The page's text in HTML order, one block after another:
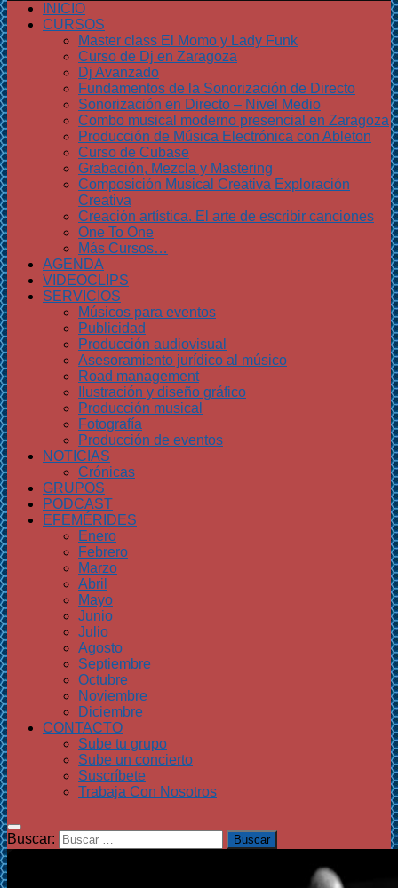
INICIO
CURSOS
Master class El Momo y Lady Funk
Curso de Dj en Zaragoza
Dj Avanzado
Fundamentos de la Sonorización de Directo
Sonorización en Directo – Nivel Medio
Combo musical moderno presencial en Zaragoza
Producción de Música Electrónica con Ableton
Curso de Cubase
Grabación, Mezcla y Mastering
Composición Musical Creativa Exploración
Creativa
Creación artística. El arte de escribir canciones
One To One
Más Cursos…
AGENDA
VIDEOCLIPS
SERVICIOS
Músicos para eventos
Publicidad
Producción audiovisual
Asesoramiento jurídico al músico
Road management
Ilustración y diseño gráfico
Producción musical
Fotografía
Producción de eventos
NOTICIAS
Crónicas
GRUPOS
PODCAST
EFEMÉRIDES
Enero
Febrero
Marzo
Abril
Mayo
Junio
Julio
Agosto
Septiembre
Octubre
Noviembre
Diciembre
CONTACTO
Sube tu grupo
Sube un concierto
Suscríbete
Trabaja Con Nosotros
Buscar: